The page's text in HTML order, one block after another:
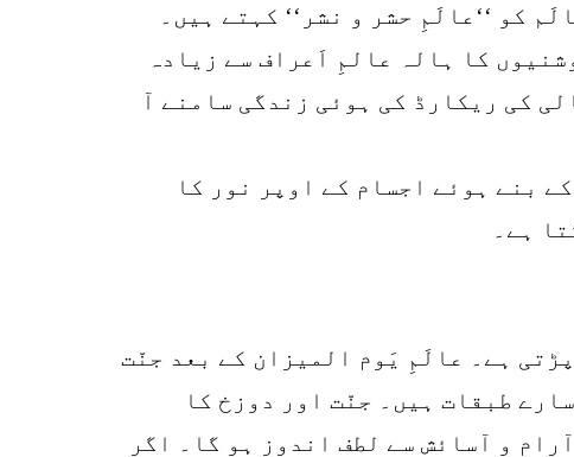
کو ‘‘عالَمِ حشر و نشر‘‘ کہتے ہیں۔
کا ہالہ عالمِ اَعراف سے زیادہ
کی ریکارڈ کی ہوئی زندگی سامنے آ
بنے ہوئے اجسام کے اوپر نور کا
ہے۔
ہے۔ عالَمِ یَوم المیزان کے بعد جنّت
طبقات ہیں۔ جنّت اور دوزخ کا
و آسائش سے لطف اندوز ہو گا۔ اگر